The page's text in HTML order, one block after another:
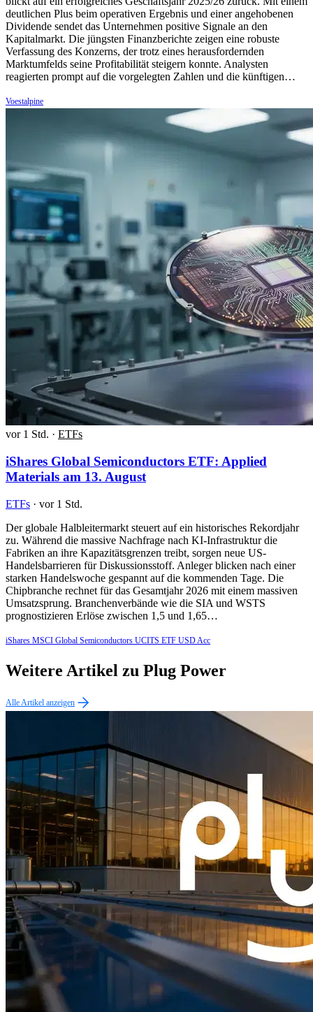
deutlichen Plus beim operativen Ergebnis und einer angehobenen
Dividende sendet das Unternehmen positive Signale an den
Kapitalmarkt. Die jüngsten Finanzberichte zeigen eine robuste
Verfassung des Konzerns, der trotz eines herausfordernden
Marktumfelds seine Profitabilität steigern konnte. Analysten
reagierten prompt auf die vorgelegten Zahlen und die künftigen…
Voestalpine
vor 1 Std. · ETFs
iShares Global Semiconductors ETF: Applied
Materials am 13. August
ETFs · vor 1 Std.
Der globale Halbleitermarkt steuert auf ein historisches Rekordjahr
zu. Während die massive Nachfrage nach KI-Infrastruktur die
Fabriken an ihre Kapazitätsgrenzen treibt, sorgen neue US-
Handelsbarrieren für Diskussionsstoff. Anleger blicken nach einer
starken Handelswoche gespannt auf die kommenden Tage. Die
Chipbranche rechnet für das Gesamtjahr 2026 mit einem massiven
Umsatzsprung. Branchenverbände wie die SIA und WSTS
prognostizieren Erlöse zwischen 1,5 und 1,65…
iShares MSCI Global Semiconductors UCITS ETF USD Acc
Weitere Artikel zu Plug Power
Alle Artikel anzeigen